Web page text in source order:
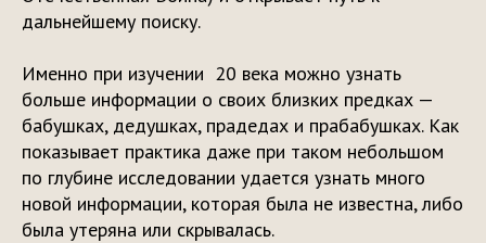
дальнейшему поиску.
Именно при изучении 20 века можно узнать
больше информации о своих близких предках —
бабушках, дедушках, прадедах и прабабушках. Как
показывает практика даже при таком небольшом
по глубине исследовании удается узнать много
новой информации, которая была не известна, либо
была утеряна или скрывалась.